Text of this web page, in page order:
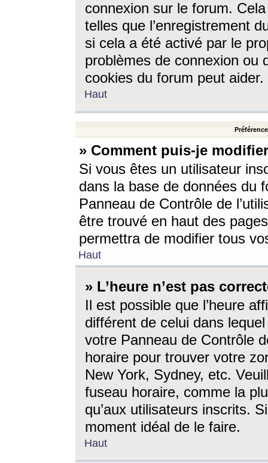
connexion sur le forum.
telles que l’enregistrement
si cela a été activé par le
problèmes de connexion ou
cookies du forum peut aider.
Haut
» Comment puis-je
Si vous êtes un utilisateur
dans la base de données du
Panneau de Contrôle de
être trouvé en haut des
permettra de modifier tous
Haut
» L’heure n’est pas
Il est possible que l’heure
différent de celui dans
votre Panneau de Contrôle
horaire pour trouver votre
New York, Sydney, etc.
fuseau horaire, comme la
qu’aux utilisateurs inscrits.
moment idéal de le faire.
Haut